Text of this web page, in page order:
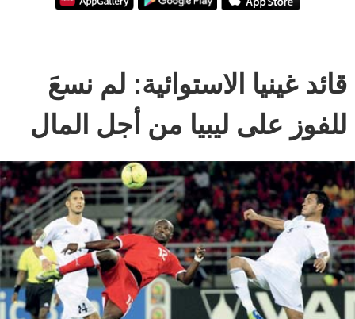
قائد غينيا الاستوائية: لم نسعَ
للفوز على ليبيا من أجل المال